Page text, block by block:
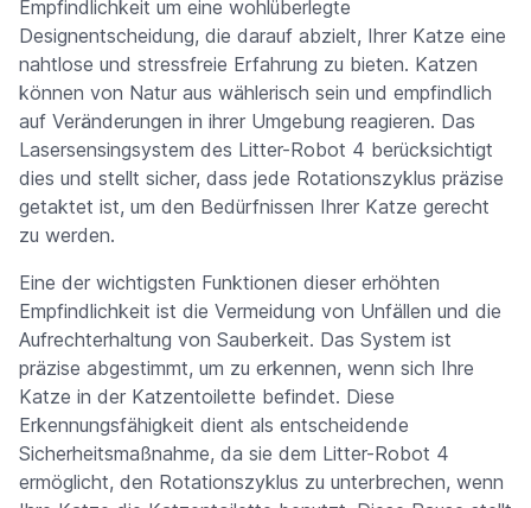
Empfindlichkeit um eine wohlüberlegte
Designentscheidung, die darauf abzielt, Ihrer Katze eine
nahtlose und stressfreie Erfahrung zu bieten. Katzen
können von Natur aus wählerisch sein und empfindlich
auf Veränderungen in ihrer Umgebung reagieren. Das
Lasersensingsystem des Litter-Robot 4 berücksichtigt
dies und stellt sicher, dass jede Rotationszyklus präzise
getaktet ist, um den Bedürfnissen Ihrer Katze gerecht
zu werden.
Eine der wichtigsten Funktionen dieser erhöhten
Empfindlichkeit ist die Vermeidung von Unfällen und die
Aufrechterhaltung von Sauberkeit. Das System ist
präzise abgestimmt, um zu erkennen, wenn sich Ihre
Katze in der Katzentoilette befindet. Diese
Erkennungsfähigkeit dient als entscheidende
Sicherheitsmaßnahme, da sie dem Litter-Robot 4
ermöglicht, den Rotationszyklus zu unterbrechen, wenn